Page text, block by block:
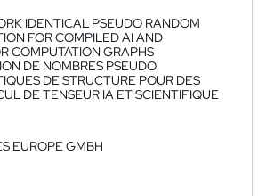
IDENTICAL PSEUDO RANDOM
FOR COMPILED AI AND
COMPUTATION GRAPHS
DE NOMBRES PSEUDO
DE STRUCTURE POUR DES
DE TENSEUR IA ET SCIENTIFIQUE
EUROPE GMBH